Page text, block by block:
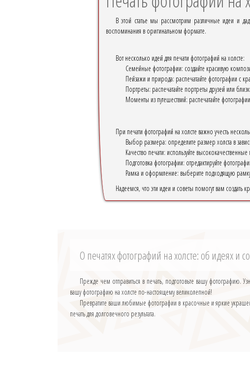
В этой статье мы рассмотрим различные идеи и
воспоминания в оригинальном формате.
Вот несколько идей для печати фотографий на холсте:
Семейные фотографии: создайте красивую
Пейзажи и природа: распечатайте фотографии с
Портреты: распечатайте портреты друзей или
Моменты из путешествий: распечатайте
При печати фотографий на холсте важно учесть
Выбор размера: определите размер холста в
Качество печати: используйте
Подготовка фотографии: отредактируйте
Рамка и оформление: выберите подходящую
Надеемся, что эти идеи и советы помогут вам создать
О печатях фотографий на холсте: об идеях и
Прежде чем отправиться в печать, подготовьте вашу фотографию.
вашу фотографию на холсте по-настоящему великолепной!
Превратите ваши любимые фотографии в красочные и яркие
печать для долговечного результата.